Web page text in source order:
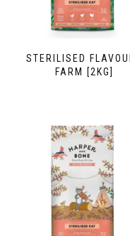
STERILISED
FARM [2KG]